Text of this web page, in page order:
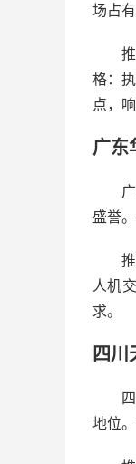
场占
格：
点，
广东
盛誉
人机
求。
四川
地位